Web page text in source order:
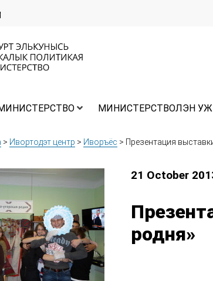
МИНИСТЕРСТВОЛЭН
> Ивортодэт центр > Иворъёс > Презентация
21 October
родня»